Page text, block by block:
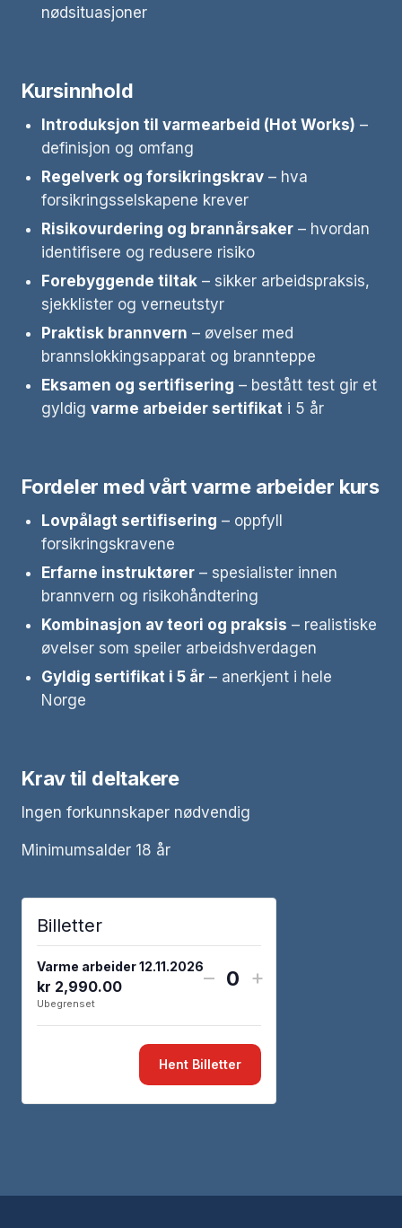
nødsituasjoner
Kursinnhold
Introduksjon til varmearbeid (Hot Works) –
definisjon og omfang
Regelverk og forsikringskrav – hva
forsikringsselskapene krever
Risikovurdering og brannårsaker – hvordan
identifisere og redusere risiko
Forebyggende tiltak – sikker arbeidspraksis,
sjekklister og verneutstyr
Praktisk brannvern – øvelser med
brannslokkingsapparat og brannteppe
Eksamen og sertifisering – bestått test gir et
gyldig varme arbeider sertifikat i 5 år
Fordeler med vårt varme arbeider kurs
Lovpålagt sertifisering – oppfyll
forsikringskravene
Erfarne instruktører – spesialister innen
brannvern og risikohåndtering
Kombinasjon av teori og praksis – realistiske
øvelser som speiler arbeidshverdagen
Gyldig sertifikat i 5 år – anerkjent i hele
Norge
Krav til deltakere
Ingen forkunnskaper nødvendig
Minimumsalder 18 år
Billetter
Varme arbeider 12.11.2026
kr 2,990.00
Ubegrenset
Reduser
billetter
for
Varme
arbeider
– Antall
Utvid
for
Varme
arbeider
12.11.2026
+
Hent Billetter